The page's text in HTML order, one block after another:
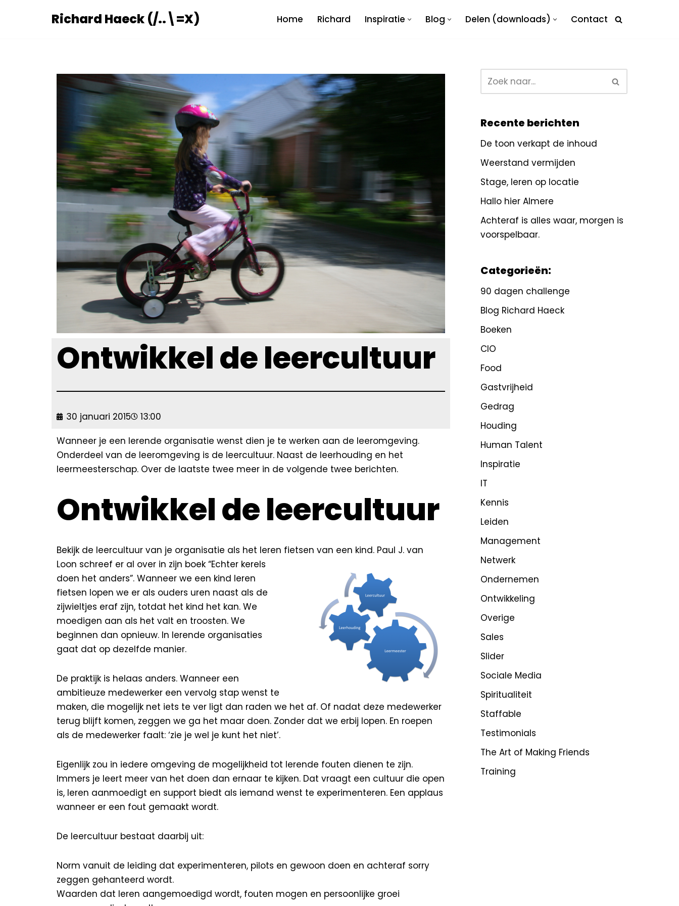
Richard Haeck (/..\=X) Home Richard Inspiratie Blog Delen (downloads) Contact
Ontwikkel de leercultuur
30 januari 2015
13:00
Wanneer je een lerende organisatie wenst dien je te werken aan de leeromgeving.
Onderdeel van de leeromgeving is de leercultuur. Naast de leerhouding en het
leermeesterschap. Over de laatste twee meer in de volgende twee berichten.
Ontwikkel de leercultuur
Bekijk de leercultuur van je organisatie als het leren fietsen van een kind. Paul J. van
Loon schreef er al over in zijn boek “Echter kerels
doen het anders”. Wanneer we een kind leren
fietsen lopen we er als ouders uren naast als de
zijwieltjes eraf zijn, totdat het kind het kan. We
moedigen aan als het valt en troosten. We
beginnen dan opnieuw. In lerende organisaties
gaat dat op dezelfde manier.
De praktijk is helaas anders. Wanneer een
ambitieuze medewerker een vervolg stap wenst te
maken, die mogelijk net iets te ver ligt dan raden we het af. Of nadat deze medewerker
terug blijft komen, zeggen we ga het maar doen. Zonder dat we erbij lopen. En roepen
als de medewerker faalt: ‘zie je wel je kunt het niet’.
Eigenlijk zou in iedere omgeving de mogelijkheid tot lerende fouten dienen te zijn.
Immers je leert meer van het doen dan ernaar te kijken. Dat vraagt een cultuur die open
is, leren aanmoedigt en support biedt als iemand wenst te experimenteren. Een applaus
wanneer er een fout gemaakt wordt.
De leercultuur bestaat daarbij uit:
Norm vanuit de leiding dat experimenteren, pilots en gewoon doen en achteraf sorry
zeggen gehanteerd wordt.
Waarden dat leren aangemoedigd wordt, fouten mogen en persoonlijke groei
Recente berichten
De toon verkapt de inhoud
Weerstand vermijden
Stage, leren op locatie
Hallo hier Almere
Achteraf is alles waar, morgen is
voorspelbaar.
Categorieën:
90 dagen challenge
Blog Richard Haeck
Boeken
CIO
Food
Gastvrijheid
Gedrag
Houding
Human Talent
Inspiratie
IT
Kennis
Leiden
Management
Netwerk
Ondernemen
Ontwikkeling
Overige
Sales
Slider
Sociale Media
Spiritualiteit
Staffable
Testimonials
The Art of Making Friends
Training